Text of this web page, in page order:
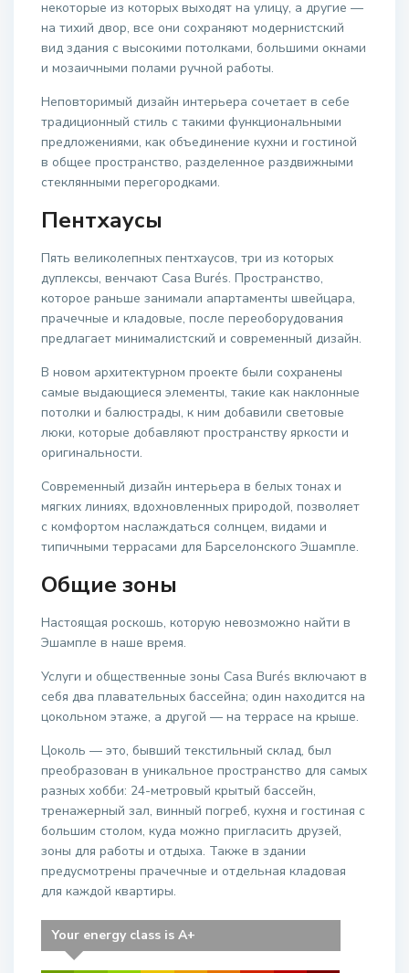
некоторые из которых выходят на улицу, а другие —
на тихий двор, все они сохраняют модернистский
вид здания с высокими потолками, большими окнами
и мозаичными полами ручной работы.
Неповторимый дизайн интерьера сочетает в себе
традиционный стиль с такими функциональными
предложениями, как объединение кухни и гостиной
в общее пространство, разделенное раздвижными
стеклянными перегородками.
Пентхаусы
Пять великолепных пентхаусов, три из которых
дуплексы, венчают Casa Burés. Пространство,
которое раньше занимали апартаменты швейцара,
прачечные и кладовые, после переоборудования
предлагает минималистский и современный дизайн.
В новом архитектурном проекте были сохранены
самые выдающиеся элементы, такие как наклонные
потолки и балюстрады, к ним добавили световые
люки, которые добавляют пространству яркости и
оригинальности.
Современный дизайн интерьера в белых тонах и
мягких линиях, вдохновленных природой, позволяет
с комфортом наслаждаться солнцем, видами и
типичными террасами для Барселонского Эшампле.
Общие зоны
Настоящая роскошь, которую невозможно найти в
Эшампле в наше время.
Услуги и общественные зоны Casa Burés включают в
себя два плавательных бассейна; один находится на
цокольном этаже, а другой — на террасе на крыше.
Цоколь — это, бывший текстильный склад, был
преобразован в уникальное пространство для самых
разных хобби: 24-метровый крытый бассейн,
тренажерный зал, винный погреб, кухня и гостиная с
большим столом, куда можно пригласить друзей,
зоны для работы и отдыха. Также в здании
предусмотрены прачечные и отдельная кладовая
для каждой квартиры.
Your energy class is A+